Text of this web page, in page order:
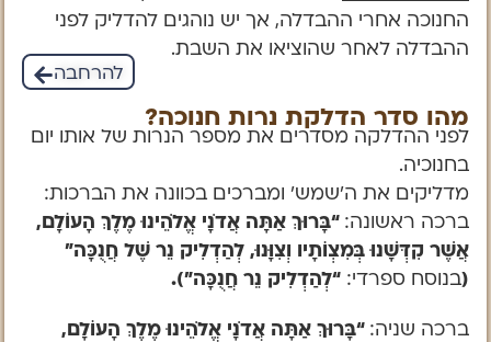
החנוכה אחרי ההבדלה, אך יש נוהגים להדליק לפני
ההבדלה לאחר שהוציאו את השבת.
להרחבה
מהו סדר הדלקת נרות חנוכה?
לפני ההדלקה מסדרים את מספר הנרות של אותו יום
בחנוכיה.
מדליקים את ה’שמש’ ומברכים בכוונה את הברכות:
ברכה ראשונה:“בָּרוּךְ אַתָּה אֲדֹנָי אֱלֹהֵינוּ מֶלֶךְ הָעוֹלָם,
אֲשֶׁר קִדְּשָׁנוּ בְּמִצְוֹתָיו וְצִוָּנוּ, לְהַדְלִיק נֵר שֶׁל חֲנֻכָּה”
(בנוסח ספרדי: “לְהַדְלִיק נֵר חֲנֻכָּה”).
ברכה שניה:“בָּרוּךְ אַתָּה אֲדֹנָי אֱלֹהֵינוּ מֶלֶךְ הָעוֹלָם,